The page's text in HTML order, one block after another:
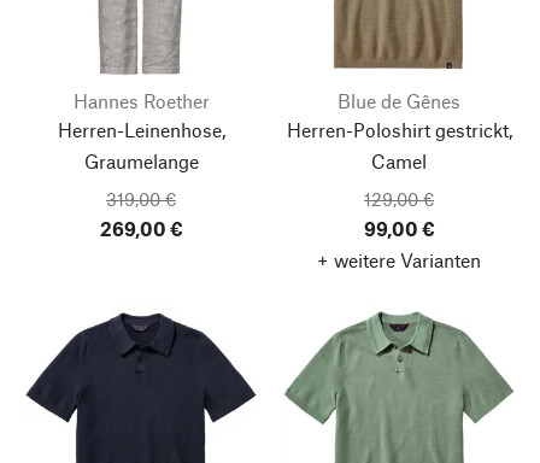
Hannes Roether
Herren-Leinenhose,
Graumelange
319,00 €
269,00 €
Blue de Gênes
Herren-Poloshirt gestrickt,
Camel
129,00 €
99,00 €
+ weitere Varianten